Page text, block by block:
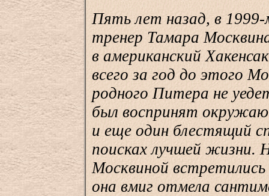
Пять лет назад, в
тренер Тамара
в американский
всего за год до этого
родного Питера не
был воспринят
и еще один блестящий
поисках лучшей жизни.
Москвиной
она вмиг отмела